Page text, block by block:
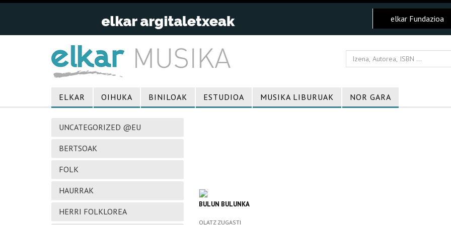
elkar Fundazioa
ELKAR OIHUKA BINILOAK ESTUDIOA MUSIKA LIBURUAK NOR GARA
UNCATEGORIZED @EU
BERTSOAK
FOLK
HAURRAK
HERRI FOLKLOREA
BULUN BULUNKA
OLATZ ZUGASTI